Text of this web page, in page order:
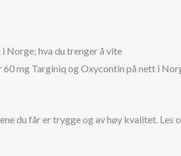
Norge; hva du trenger å vite
mg Targiniq og Oxycontin på nett i
du får er trygge og av høy kvalitet. Les